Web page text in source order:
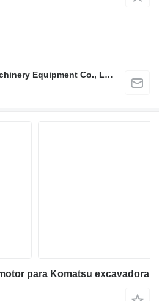
Guangzhou Jianming Machinery Equipment Co., Ltd.
para Komatsu excavadora